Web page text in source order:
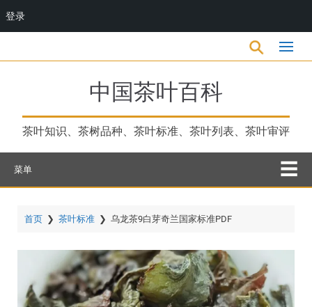
到
中国茶叶百科
茶叶知识、茶树品种、茶叶标准、茶叶列表、茶叶审评
菜单
首页 ❯ 茶叶标准 ❯ 乌龙茶9白芽奇兰国家标准PDF
登录